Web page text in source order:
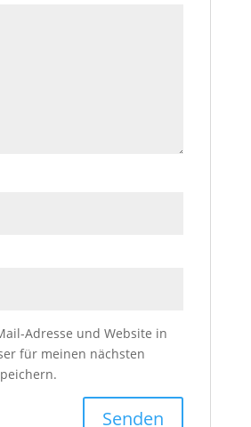
Adresse und Website in
für meinen nächsten